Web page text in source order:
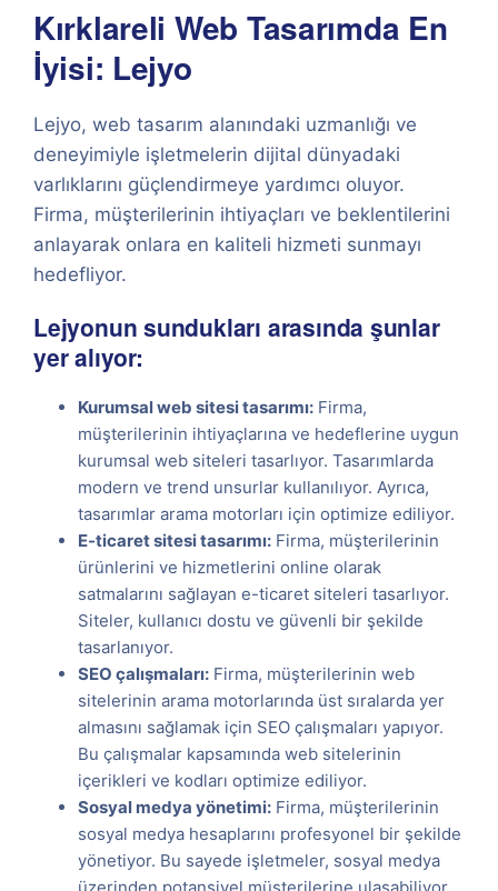
Kırklareli Web Tasarımda En
İyisi: Lejyo
Lejyo, web tasarım alanındaki uzmanlığı ve
deneyimiyle işletmelerin dijital dünyadaki
varlıklarını güçlendirmeye yardımcı oluyor.
Firma, müşterilerinin ihtiyaçları ve beklentilerini
anlayarak onlara en kaliteli hizmeti sunmayı
hedefliyor.
Lejyonun sundukları arasında şunlar
yer alıyor:
Kurumsal web sitesi tasarımı: Firma,
müşterilerinin ihtiyaçlarına ve hedeflerine uygun
kurumsal web siteleri tasarlıyor. Tasarımlarda
modern ve trend unsurlar kullanılıyor. Ayrıca,
tasarımlar arama motorları için optimize ediliyor.
E-ticaret sitesi tasarımı: Firma, müşterilerinin
ürünlerini ve hizmetlerini online olarak
satmalarını sağlayan e-ticaret siteleri tasarlıyor.
Siteler, kullanıcı dostu ve güvenli bir şekilde
tasarlanıyor.
SEO çalışmaları: Firma, müşterilerinin web
sitelerinin arama motorlarında üst sıralarda yer
almasını sağlamak için SEO çalışmaları yapıyor.
Bu çalışmalar kapsamında web sitelerinin
içerikleri ve kodları optimize ediliyor.
Sosyal medya yönetimi: Firma, müşterilerinin
sosyal medya hesaplarını profesyonel bir şekilde
yönetiyor. Bu sayede işletmeler, sosyal medya